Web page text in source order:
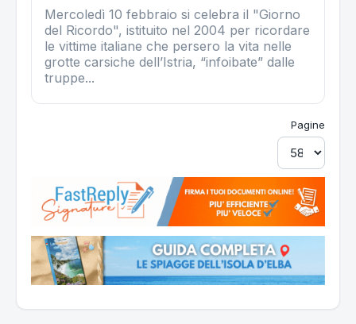
Mercoledì 10 febbraio si celebra il "Giorno
del Ricordo", istituito nel 2004 per ricordare
le vittime italiane che persero la vita nelle
grotte carsiche dell’Istria, “infoibate” dalle
truppe...
Pagine